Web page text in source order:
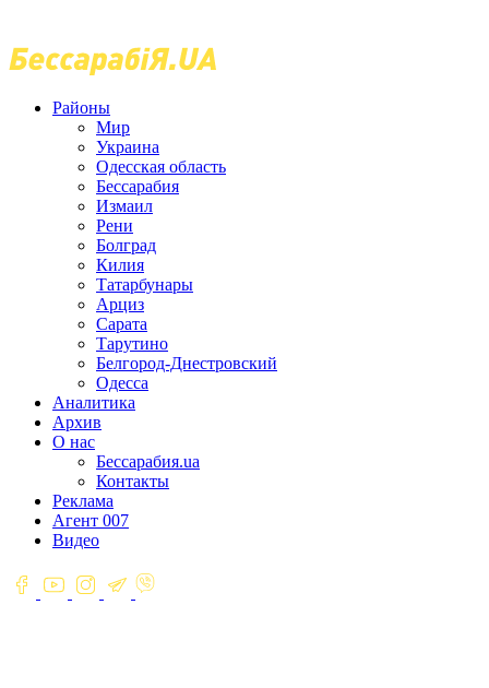
Районы
Мир
Украина
Одесская область
Бессарабия
Измаил
Рени
Болград
Килия
Татарбунары
Арциз
Сарата
Тарутино
Белгород-Днестровский
Одесса
Аналитика
Архив
О нас
Бессарабия.ua
Контакты
Реклама
Агент 007
Видео